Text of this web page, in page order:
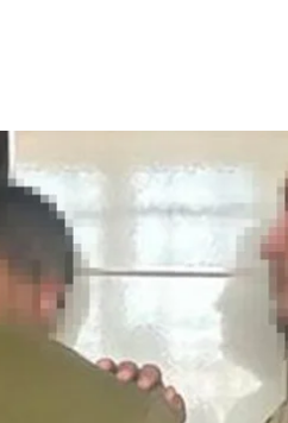
из Херсона, участвовавшего во
СБУ
во взаимодействии со
который во время
іСБУ
оказался местный
Они назначили его
исправительной
участие в репрессиях